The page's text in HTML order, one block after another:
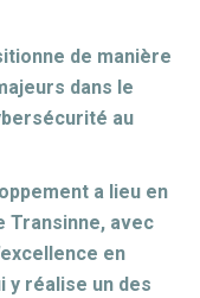
de manière
dans le
au
a lieu en
Transinne, avec
en
y réalise un des